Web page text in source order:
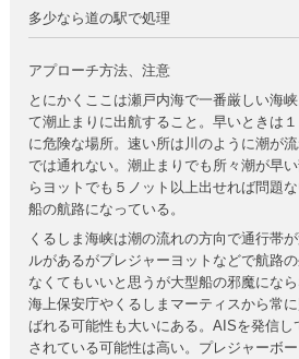
多少なら道の駅で処理
アプローチ方法、注意
とにかくここは瀬戸内海で一番厳しい海
て潮止まりに出航すること。早いときは
に危険な場所。速い所は川のように潮が
では通れない。潮止まりでも所々潮が早
らヨットでも５ノット以上出せれば問題
船の航路になっている。
くるしま海峡は潮の流れの方向で通行帯
ルがあるがプレジャーヨットなどで航路
なくてもいいと思うが大型船の邪魔にな
海上保安庁やくるしまマーティスから常
ばれる可能性も大いにある。AISを発信し
されている可能性は高い。プレジャーボ